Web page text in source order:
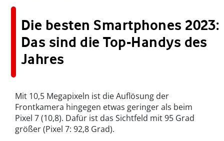
Die besten Smartphones 2023:
Das sind die Top-Handys des
Jahres
Mit 10,5 Megapixeln ist die Auflösung der
Frontkamera hingegen etwas geringer als beim
Pixel 7 (10,8). Dafür ist das Sichtfeld mit 95 Grad
größer (Pixel 7: 92,8 Grad).